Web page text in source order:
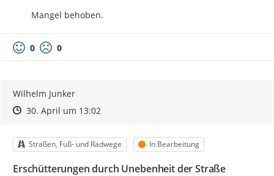
Mangel behoben.
0 0
Wilhelm Junker
Zeitpunkt des Erstellens
Zeitpunkt des Erstellens
30. April um 13:02Zur Äußerung
Kategorie
Straßen, Fuß- und Radwege Status
In Bearbeitung
Erschütterungen durch Unebenheit der Straße